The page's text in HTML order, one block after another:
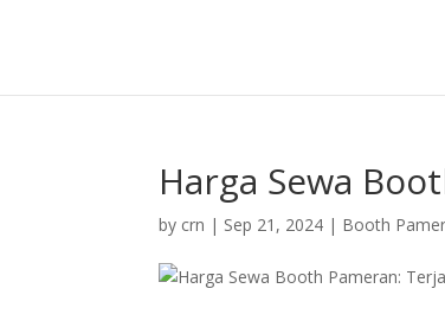
Harga Sewa
by crn | Sep 21, 2024 | Booth